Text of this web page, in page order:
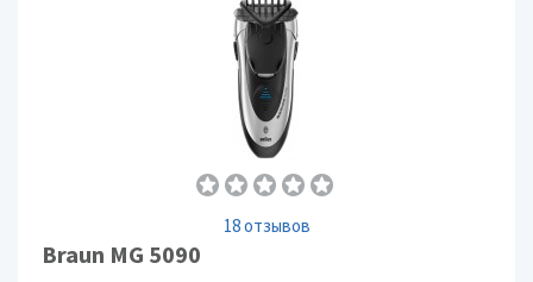
18 отзывов
Braun MG 5090